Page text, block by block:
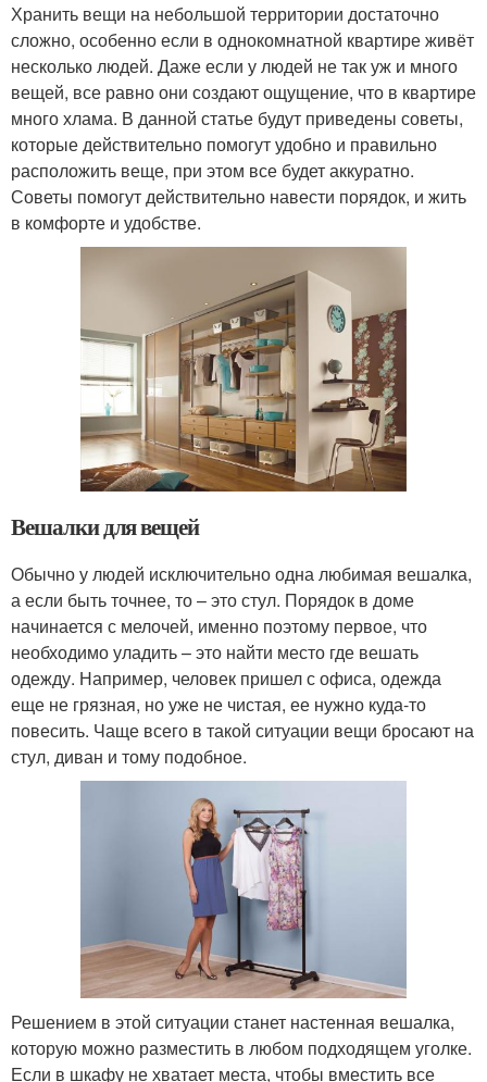
Хранить вещи на небольшой территории достаточно
сложно, особенно если в однокомнатной квартире живёт
несколько людей. Даже если у людей не так уж и много
вещей, все равно они создают ощущение, что в квартире
много хлама. В данной статье будут приведены советы,
которые действительно помогут удобно и правильно
расположить веще, при этом все будет аккуратно.
Советы помогут действительно навести порядок, и жить
в комфорте и удобстве.
Вешалки для вещей
Обычно у людей исключительно одна любимая вешалка,
а если быть точнее, то – это стул. Порядок в доме
начинается с мелочей, именно поэтому первое, что
необходимо уладить – это найти место где вешать
одежду. Например, человек пришел с офиса, одежда
еще не грязная, но уже не чистая, ее нужно куда-то
повесить. Чаще всего в такой ситуации вещи бросают на
стул, диван и тому подобное.
Решением в этой ситуации станет настенная вешалка,
которую можно разместить в любом подходящем уголке.
Если в шкафу не хватает места, чтобы вместить все